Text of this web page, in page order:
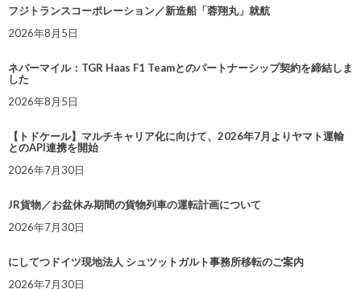
フジトランスコーポレーション／新造船「蓉翔丸」就航
2026年8月5日
ネバーマイル：TGR Haas F1 Teamとのパートナーシップ契約を締結しま
した
2026年8月5日
【トドケール】マルチキャリア化に向けて、2026年7月よりヤマト運輸
とのAPI連携を開始
2026年7月30日
JR貨物／お盆休み期間の貨物列車の運転計画について
2026年7月30日
にしてつドイツ現地法人 シュツットガルト事務所移転のご案内
2026年7月30日